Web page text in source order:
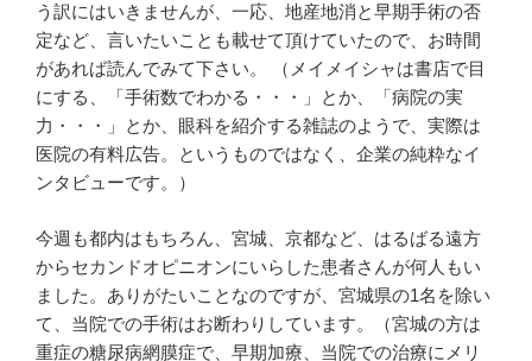
う訳にはいきませんが、一応、地産地消と早期手術の否
定など、言いたいことも載せて頂けていたので、お時間
があれば読んでみて下さい。 （メイメイシャは書店で目
にする、「手術数でわかる・・・」とか、「病院の実
力・・・」とか、眼科を紹介する雑誌のようで、実際は
医院の有料広告。というものではなく、企業の純粋なイ
ンタビューです。）
今週も都内はもちろん、宮城、京都など、はるばる遠方
からセカンドオピニオンにいらした患者さんが何人もい
ました。ありがたいことなのですが、宮城県の1名を除い
て、当院での手術はお断わりしています。（宮城の方は
重症の糖尿病網膜症で、早期加療、当院での治療にメリ